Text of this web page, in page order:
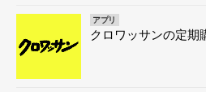
アプリ
クロワッサンの定期